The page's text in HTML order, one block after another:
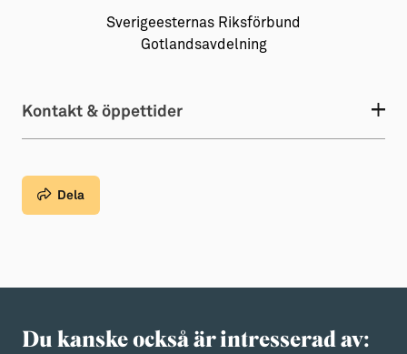
Sverigeesternas Riksförbund
Gotlandsavdelning
Kontakt & öppettider
Dela
Du kanske också är intresserad av: